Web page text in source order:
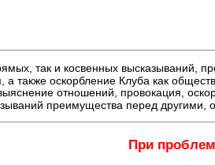
так и косвенных высказываний,
а также оскорбление Клуба как
отношений, провокация,
преимущества перед
При